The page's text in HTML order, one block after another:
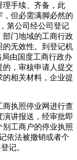
理手续、齐备，此
但必需满脚必然的
第公司经公司登记
门地域的工商行政
的无效性。到登记机
由国度工商行政办
，审核申请人提交
相关材料，企业提
执照停业网进行查
讲报送，经审批即
工商户的停业执照
依法被撤销或者个
记。